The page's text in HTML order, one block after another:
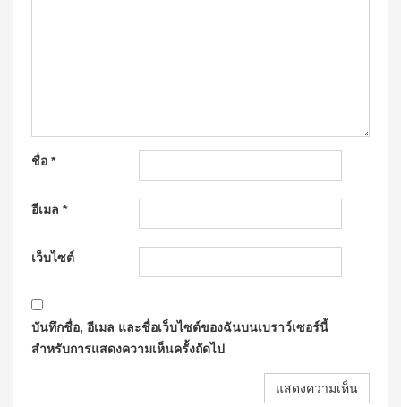
ชื่อ *
อีเมล *
เว็บไซต์
บันทึกชื่อ, อีเมล และชื่อเว็บไซต์ของฉันบนเบราว์เซอร์นี้
สำหรับการแสดงความเห็นครั้งถัดไป